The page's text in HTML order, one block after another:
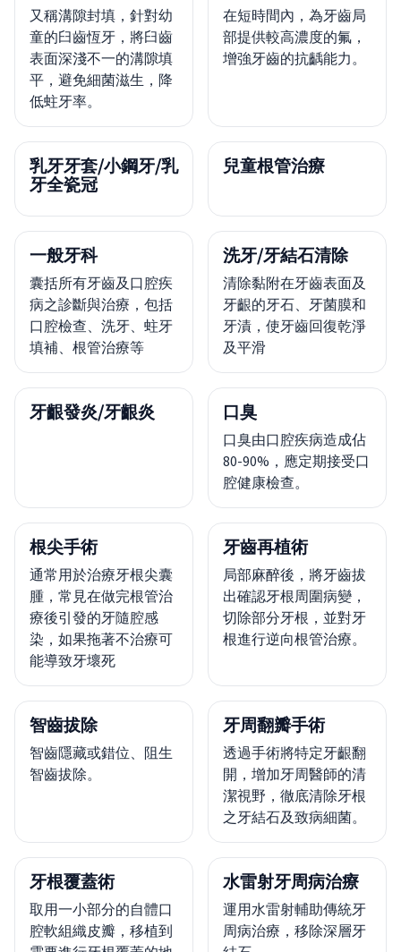
又稱溝隙封填，針對幼
童的臼齒恆牙，將臼齒
表面深淺不一的溝隙填
平，避免細菌滋生，降
低蛀牙率。
在短時間內，為牙齒局
部提供較高濃度的氟，
增強牙齒的抗齲能力。
乳牙牙套/小鋼牙/乳
牙全瓷冠
兒童根管治療
一般牙科
囊括所有牙齒及口腔疾
病之診斷與治療，包括
口腔檢查、洗牙、蛀牙
填補、根管治療等
洗牙/牙結石清除
清除黏附在牙齒表面及
牙齦的牙石、牙菌膜和
牙漬，使牙齒回復乾淨
及平滑
牙齦發炎/牙齦炎 口臭
口臭由口腔疾病造成佔
80-90%，應定期接受口
腔健康檢查。
根尖手術
通常用於治療牙根尖囊
腫，常見在做完根管治
療後引發的牙隨腔感
染，如果拖著不治療可
能導致牙壞死
牙齒再植術
局部麻醉後，將牙齒拔
出確認牙根周圍病變，
切除部分牙根，並對牙
根進行逆向根管治療。
智齒拔除
智齒隱藏或錯位、阻生
智齒拔除。
牙周翻瓣手術
透過手術將特定牙齦翻
開，增加牙周醫師的清
潔視野，徹底清除牙根
之牙結石及致病細菌。
牙根覆蓋術
取用一小部分的自體口
腔軟組織皮瓣，移植到
水雷射牙周病治療
運用水雷射輔助傳統牙
周病治療，移除深層牙